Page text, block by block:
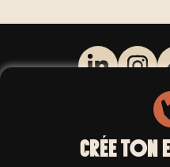
CRÉE TON